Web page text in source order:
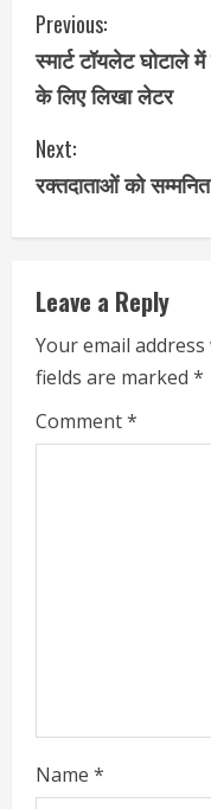
Previous:
स्मार्ट टॉयलेट घोटाले
के लिए लिखा लेटर
Next:
रक्तदाताओं को
Leave a Reply
Your email
fields are marked *
Comment*
Name *